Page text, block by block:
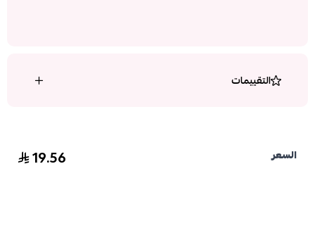
التقييمات
السعر 19.56